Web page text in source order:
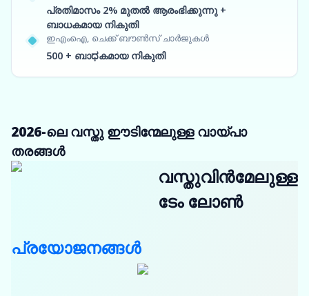
പ്രതിമാസം 2% മുതൽ ആരംഭിക്കുന്നു +
ബാധകമായ നികുതി
ഇഎംഐ, ചെക്ക് ബൗൺസ് ചാർജുകൾ
500 + ബാಧകമായ നികുതി
2026-ലെ വസ്തു ഈടിന്മേലുള്ള വായ്പാ
തരങ്ങൾ
വസ്തുവിൻമേലുള്ള
ടേം ലോൺ
പ്രയോജനങ്ങൾ